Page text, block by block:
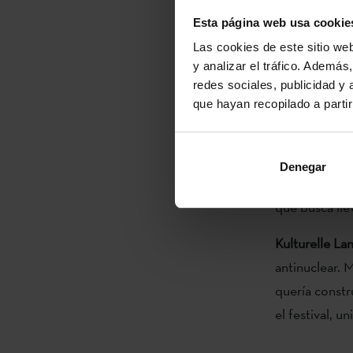
Esta página web usa
Las cookies de este sitio
y analizar el tráfico.
redes sociales, publicidad y
que hayan recopilado a
Denegar
Mediante
cinco
proceso de
Ambas
que busca
Kulturelle
antinuclear.
quería
el festival,